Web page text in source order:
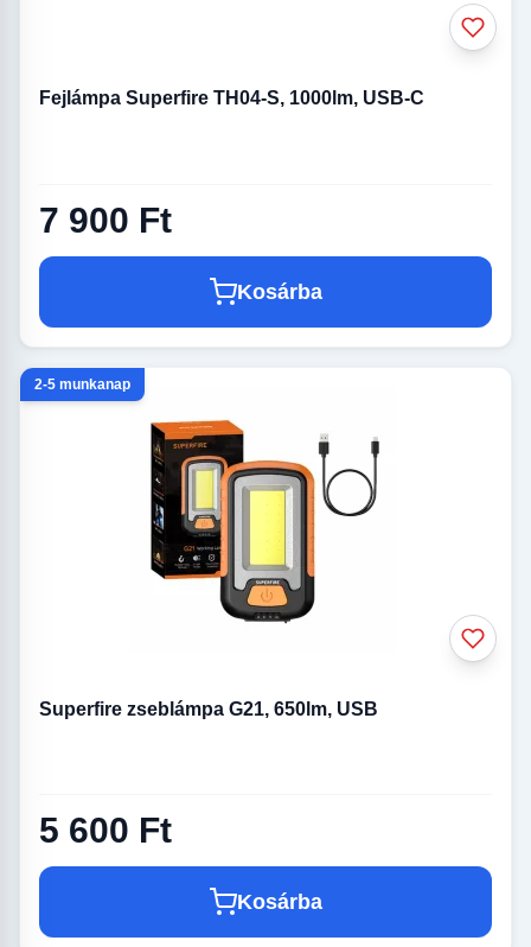
Fejlámpa Superfire TH04-S, 1000lm, USB-C
7 900 Ft
Kosárba
2-5 munkanap
Superfire zseblámpa G21, 650lm, USB
5 600 Ft
Kosárba